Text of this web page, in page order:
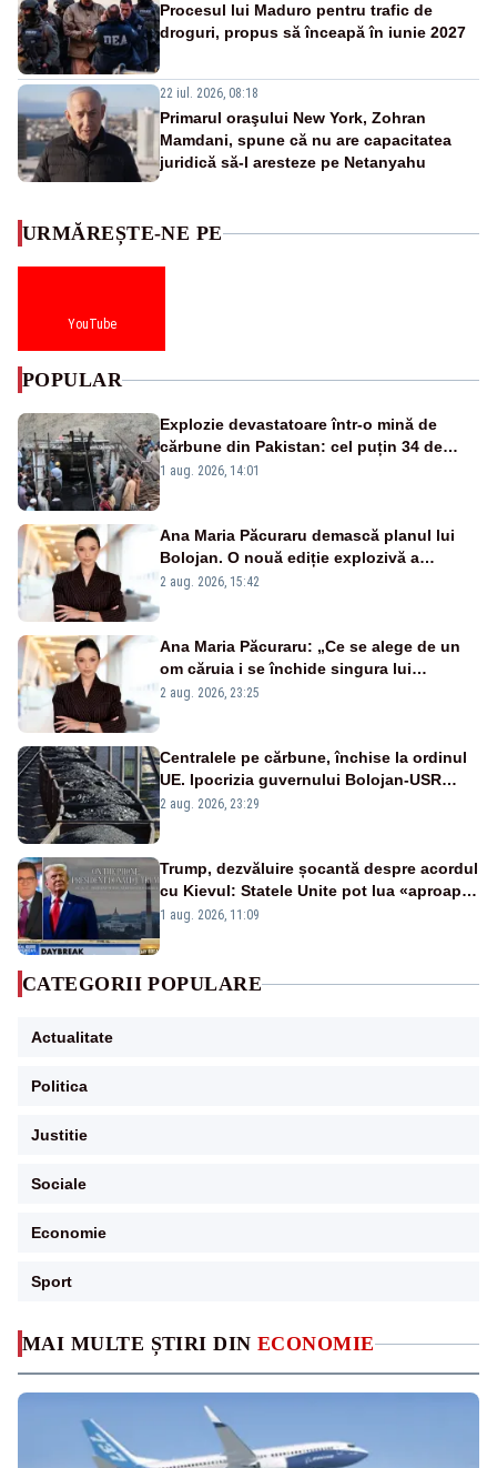
Procesul lui Maduro pentru trafic de
droguri, propus să înceapă în iunie 2027
22 iul. 2026, 08:18
Primarul oraşului New York, Zohran
Mamdani, spune că nu are capacitatea
juridică să-l aresteze pe Netanyahu
MAI MULTE ȘTIRI DIN ECONOMIE
URMĂREȘTE-NE PE
YouTube
POPULAR
Explozie devastatoare într-o mină de
cărbune din Pakistan: cel puțin 34 de
morți - VIDEO
1 aug. 2026, 14:01
Ana Maria Păcuraru demască planul lui
Bolojan. O nouă ediție explozivă a
emisiunii „Miza Zilei” la Realitatea PLUS
2 aug. 2026, 15:42
Ana Maria Păcuraru: „Ce se alege de un
om căruia i se închide singura lui
portiță?”
2 aug. 2026, 23:25
Centralele pe cărbune, închise la ordinul
UE. Ipocrizia guvernului Bolojan-USR
după starea de alertă
2 aug. 2026, 23:29
Trump, dezvăluire șocantă despre acordul
cu Kievul: Statele Unite pot lua «aproape
tot ce vor» din minele Ucrainei”
1 aug. 2026, 11:09
CATEGORII POPULARE
Actualitate
Politica
Justitie
Sociale
Economie
Sport